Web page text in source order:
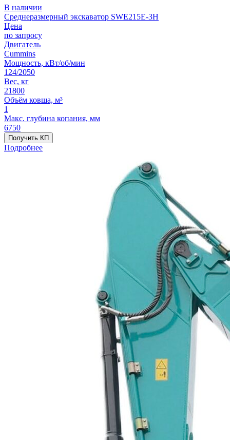
В наличии
Среднеразмерный экскаватор SWE215E-3H
Цена
по запросу
Двигатель
Cummins
Мощность, кВт/об/мин
124/2050
Вес, кг
21800
Объём ковша, м³
1
Макс. глубина копания, мм
6750
Получить КП
Подробнее